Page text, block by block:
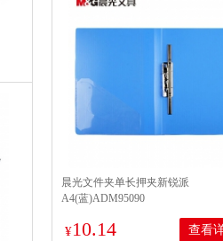
晨光文件夹单长押夹新锐派
A4(蓝)ADM95090
¥10.14 查看